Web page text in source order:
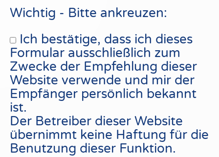
Wichtig - Bitte ankreuzen:
Ich bestätige, dass ich dieses
Formular ausschließlich zum
Zwecke der Empfehlung dieser
Website verwende und mir der
Empfänger persönlich bekannt
ist.
Der Betreiber dieser Website
übernimmt keine Haftung für die
Benutzung dieser Funktion.